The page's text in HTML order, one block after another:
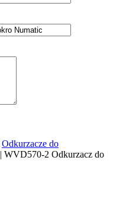
Odkurzacze do
| WVD570-2 Odkurzacz do